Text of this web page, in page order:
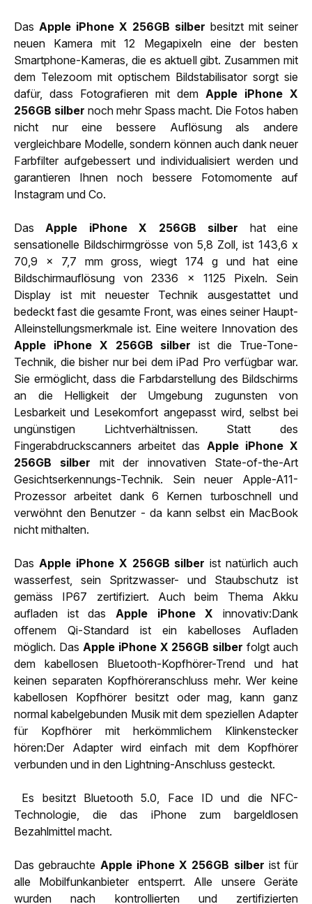
Das Apple iPhone X 256GB silber besitzt mit seiner
neuen Kamera mit 12 Megapixeln eine der besten
Smartphone-Kameras, die es aktuell gibt. Zusammen mit
dem Telezoom mit optischem Bildstabilisator sorgt sie
dafür, dass Fotografieren mit dem Apple iPhone X
256GB silber noch mehr Spass macht. Die Fotos haben
nicht nur eine bessere Auflösung als andere
vergleichbare Modelle, sondern können auch dank neuer
Farbfilter aufgebessert und individualisiert werden und
garantieren Ihnen noch bessere Fotomomente auf
Instagram und Co.
Das Apple iPhone X 256GB silber hat eine
sensationelle Bildschirmgrösse von 5,8 Zoll, ist 143,6 x
70,9 x 7,7 mm gross, wiegt 174 g und hat eine
Bildschirmauflösung von 2336 x 1125 Pixeln. Sein
Display ist mit neuester Technik ausgestattet und
bedeckt fast die gesamte Front, was eines seiner Haupt-
Alleinstellungsmerkmale ist. Eine weitere Innovation des
Apple iPhone X 256GB silber ist die True-Tone-
Technik, die bisher nur bei dem iPad Pro verfügbar war.
Sie ermöglicht, dass die Farbdarstellung des Bildschirms
an die Helligkeit der Umgebung zugunsten von
Lesbarkeit und Lesekomfort angepasst wird, selbst bei
ungünstigen Lichtverhältnissen. Statt des
Fingerabdruckscanners arbeitet das Apple iPhone X
256GB silber mit der innovativen State-of-the-Art
Gesichtserkennungs-Technik. Sein neuer Apple-A11-
Prozessor arbeitet dank 6 Kernen turboschnell und
verwöhnt den Benutzer - da kann selbst ein MacBook
nicht mithalten.
Das Apple iPhone X 256GB silber ist natürlich auch
wasserfest, sein Spritzwasser- und Staubschutz ist
gemäss IP67 zertifiziert. Auch beim Thema Akku
aufladen ist das Apple iPhone X innovativ:Dank
offenem Qi-Standard ist ein kabelloses Aufladen
möglich. Das Apple iPhone X 256GB silber folgt auch
dem kabellosen Bluetooth-Kopfhörer-Trend und hat
keinen separaten Kopfhöreranschluss mehr. Wer keine
kabellosen Kopfhörer besitzt oder mag, kann ganz
normal kabelgebunden Musik mit dem speziellen Adapter
für Kopfhörer mit herkömmlichem Klinkenstecker
hören:Der Adapter wird einfach mit dem Kopfhörer
verbunden und in den Lightning-Anschluss gesteckt.
Es besitzt Bluetooth 5.0, Face ID und die NFC-
Technologie, die das iPhone zum bargeldlosen
Bezahlmittel macht.
Das gebrauchte Apple iPhone X 256GB silber ist für
alle Mobilfunkanbieter entsperrt. Alle unsere Geräte
wurden nach kontrollierten und zertifizierten